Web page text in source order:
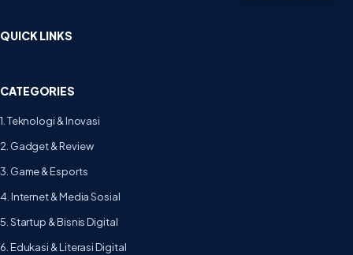
QUICK LINKS
CATEGORIES
1. Teknologi & Inovasi
2. Gadget & Review
3. Game & Esports
4. Internet & Media Sosial
5. Startup & Bisnis Digital
6. Edukasi & Literasi Digital